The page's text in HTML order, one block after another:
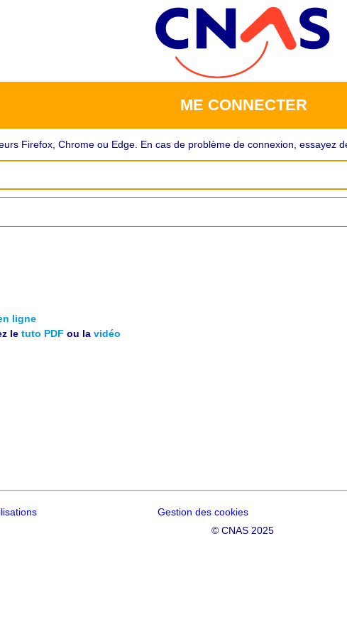
ME CONNECTER
Firefox, Chrome ou Edge. En cas de problème de connexion, essayez
ligne
le tuto PDF ou la vidéo
Gestion des cookies
© CNAS 2025